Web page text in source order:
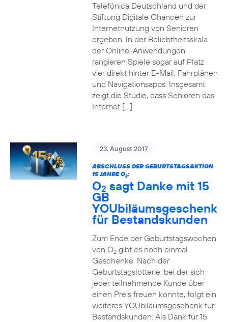
Telefónica Deutschland und der
Stiftung Digitale Chancen zur
Internetnutzung von Senioren
ergeben. In der Beliebtheitsskala
der Online-Anwendungen
rangieren Spiele sogar auf Platz
vier direkt hinter E-Mail, Fahrplänen
und Navigationsapps. Insgesamt
zeigt die Studie, dass Senioren das
Internet […]
23. August 2017
ABSCHLUSS DER GEBURTSTAGSAKTION
15 JAHRE O2:
O2 sagt Danke mit 15
GB
YOUbiläumsgeschenk
für Bestandskunden
Zum Ende der Geburtstagswochen
von O2gibt es noch einmal
Geschenke. Nach der
Geburtstagslotterie, bei der sich
jeder teilnehmende Kunde über
einen Preis freuen konnte, folgt ein
weiteres YOUbiläumsgeschenk für
Bestandskunden: Als Dank für 15